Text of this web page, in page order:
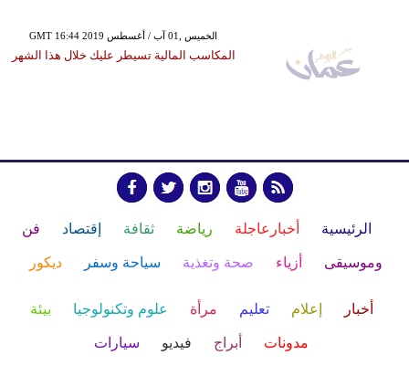
GMT 16:44 2019 الخميس ,01 آب / أغسطس
المكاسب المالية تسيطر عليك خلال هذا الشهر
الرئيسية أخبارعاجلة رياضة ثقافة إقتصاد فن
وموسيقى أزياء صحة وتغذية سياحة وسفر ديكور
أخبار إعلام تعليم مرأة علوم وتكنولوجيا بيئة
مدونات أبراج فيديو سيارات